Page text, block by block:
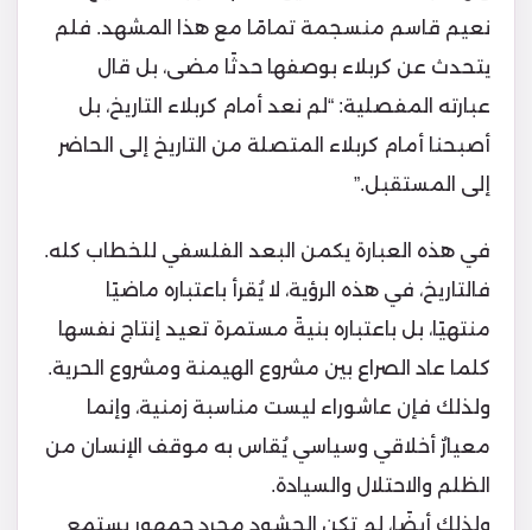
نعيم قاسم منسجمة تمامًا مع هذا المشهد. فلم
يتحدث عن كربلاء بوصفها حدثًا مضى، بل قال
عبارته المفصلية: “لم نعد أمام كربلاء التاريخ، بل
أصبحنا أمام كربلاء المتصلة من التاريخ إلى الحاضر
إلى المستقبل.”
في هذه العبارة يكمن البعد الفلسفي للخطاب كله.
فالتاريخ، في هذه الرؤية، لا يُقرأ باعتباره ماضيًا
منتهيًا، بل باعتباره بنيةً مستمرة تعيد إنتاج نفسها
كلما عاد الصراع بين مشروع الهيمنة ومشروع الحرية.
ولذلك فإن عاشوراء ليست مناسبة زمنية، وإنما
معيارٌ أخلاقي وسياسي يُقاس به موقف الإنسان من
الظلم والاحتلال والسيادة.
ولذلك أيضًا، لم تكن الحشود مجرد جمهور يستمع